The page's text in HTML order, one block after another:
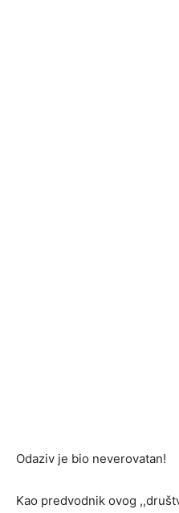
Odaziv je bio neverovatan!
Kao predvodnik ovog